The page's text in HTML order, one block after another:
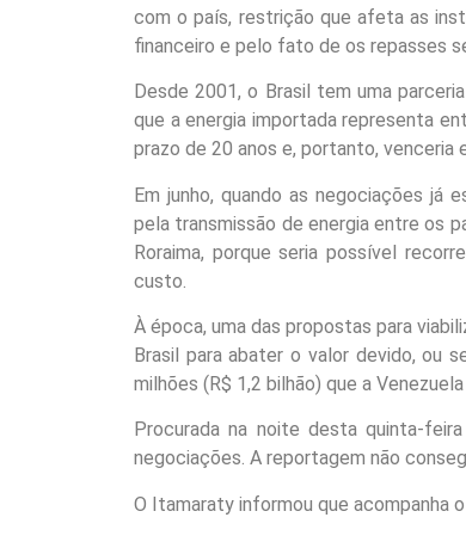
com o país, restrição que afeta as
financeiro e pelo fato de os repasses
Desde 2001, o Brasil tem uma
que a energia importada representa
prazo de 20 anos e, portanto, venceria
Em junho, quando as negociações já
pela transmissão de energia entre os
Roraima, porque seria possível
custo.
À época, uma das propostas para
Brasil para abater o valor devido, ou
milhões (R$ 1,2 bilhão) que a
Procurada na noite desta quinta-
negociações. A reportagem não
O Itamaraty informou que acompanha